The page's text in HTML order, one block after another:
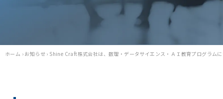
ホーム › お知らせ › Shine Craft株式会社は、数理・データサイエンス・ＡＩ教育プログラム